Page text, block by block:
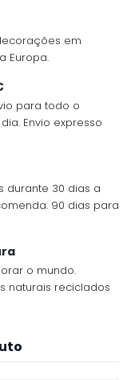
em
Europa.
para todo o
Envio expresso
durante 30 dias a
90 dias para
o mundo.
naturais reciclados